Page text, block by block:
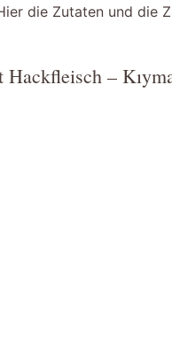
die Zutaten und die
–